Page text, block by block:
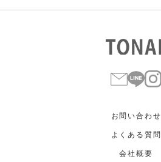
お問い合わせ
よくある質問
会社概要